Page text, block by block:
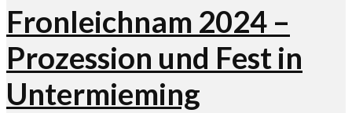
Fronleichnam 2024 –
Prozession und Fest in
Untermieming